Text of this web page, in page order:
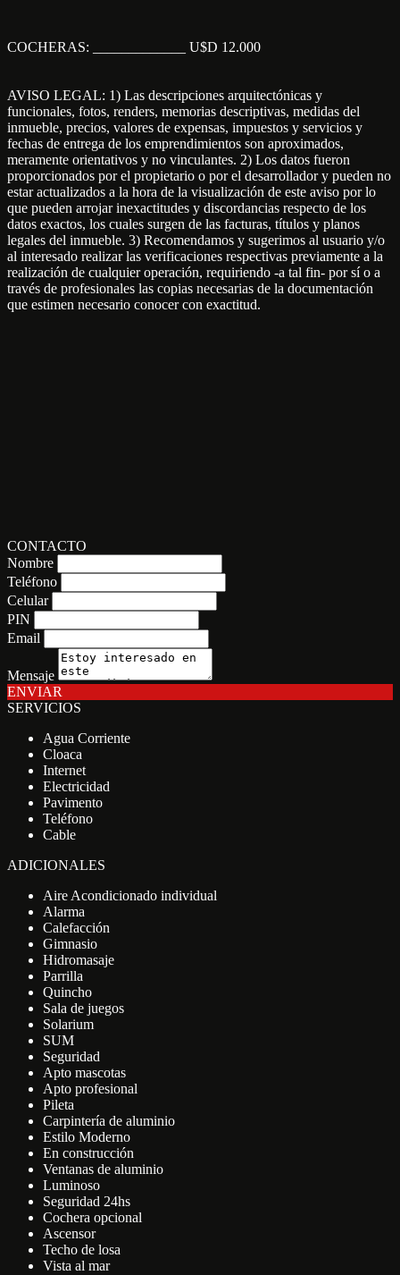
COCHERAS: _____________ U$D 12.000
AVISO LEGAL: 1) Las descripciones arquitectónicas y
funcionales, fotos, renders, memorias descriptivas, medidas del
inmueble, precios, valores de expensas, impuestos y servicios y
fechas de entrega de los emprendimientos son aproximados,
meramente orientativos y no vinculantes. 2) Los datos fueron
proporcionados por el propietario o por el desarrollador y pueden no
estar actualizados a la hora de la visualización de este aviso por lo
que pueden arrojar inexactitudes y discordancias respecto de los
datos exactos, los cuales surgen de las facturas, títulos y planos
legales del inmueble. 3) Recomendamos y sugerimos al usuario y/o
al interesado realizar las verificaciones respectivas previamente a la
realización de cualquier operación, requiriendo -a tal fin- por sí o a
través de profesionales las copias necesarias de la documentación
que estimen necesario conocer con exactitud.
CONTACTO
Nombre
Teléfono
Celular
PIN
Email
Mensaje
ENVIAR
SERVICIOS
Agua Corriente
Cloaca
Internet
Electricidad
Pavimento
Teléfono
Cable
ADICIONALES
Aire Acondicionado individual
Alarma
Calefacción
Gimnasio
Hidromasaje
Parrilla
Quincho
Sala de juegos
Solarium
SUM
Seguridad
Apto mascotas
Apto profesional
Pileta
Carpintería de aluminio
Estilo Moderno
En construcción
Ventanas de aluminio
Luminoso
Seguridad 24hs
Cochera opcional
Ascensor
Techo de losa
Vista al mar